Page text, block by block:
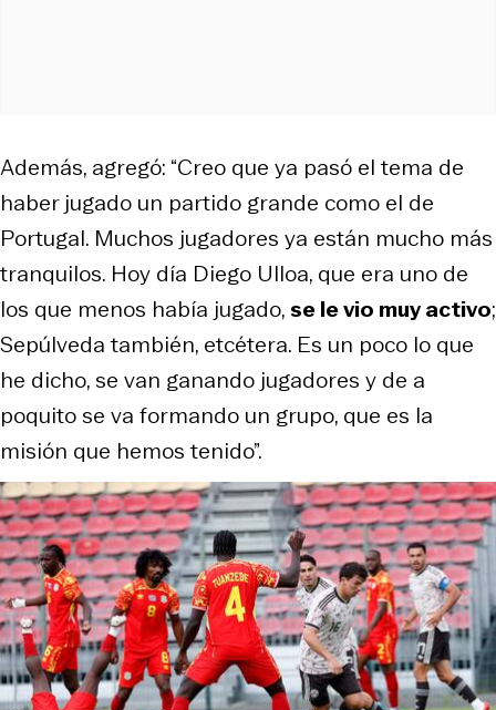
Además, agregó: “Creo que ya pasó el tema de
haber jugado un partido grande como el de
Portugal. Muchos jugadores ya están mucho más
tranquilos. Hoy día Diego Ulloa, que era uno de
los que menos había jugado,se le vio muy activo;
Sepúlveda también, etcétera. Es un poco lo que
he dicho, se van ganando jugadores y de a
poquito se va formando un grupo, que es la
misión que hemos tenido”.